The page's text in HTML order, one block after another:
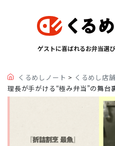
ゲストに喜ばれるお弁当選
くるめしノート > くるめし店
理長が手がける“極み弁当”の舞台